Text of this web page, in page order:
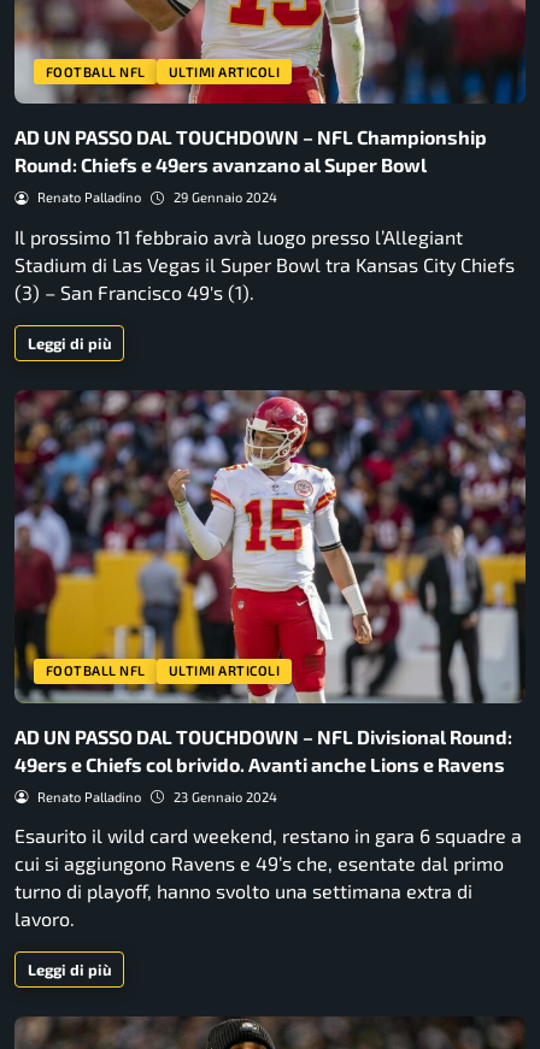
FOOTBALL NFL ULTIMI ARTICOLI
AD UN PASSO DAL TOUCHDOWN – NFL Championship
Round: Chiefs e 49ers avanzano al Super Bowl
Renato Palladino 29 Gennaio 2024
Il prossimo 11 febbraio avrà luogo presso l’Allegiant
Stadium di Las Vegas il Super Bowl tra Kansas City Chiefs
(3) – San Francisco 49's (1).
Leggi di più
FOOTBALL NFL ULTIMI ARTICOLI
AD UN PASSO DAL TOUCHDOWN – NFL Divisional Round:
49ers e Chiefs col brivido. Avanti anche Lions e Ravens
Renato Palladino 23 Gennaio 2024
Esaurito il wild card weekend, restano in gara 6 squadre a
cui si aggiungono Ravens e 49’s che, esentate dal primo
turno di playoff, hanno svolto una settimana extra di
lavoro.
Leggi di più